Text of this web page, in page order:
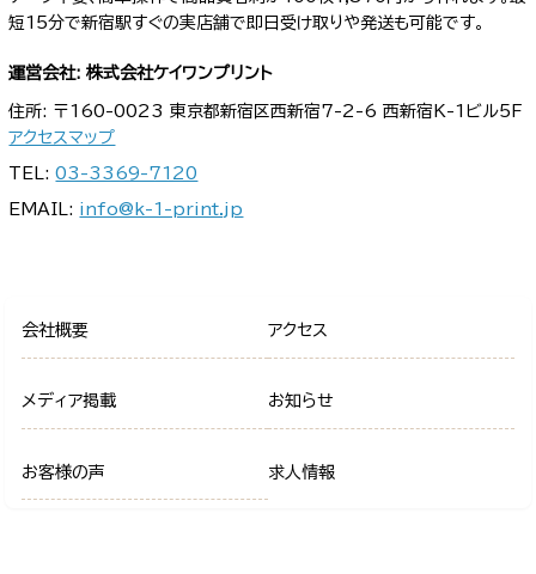
短15分で新宿駅すぐの実店舗で即日受け取りや発送も可能です。
運営会社: 株式会社ケイワンプリント
住所: 〒160-0023 東京都新宿区西新宿7-2-6 西新宿K-1ビル5F
アクセスマップ
TEL:03-3369-7120
EMAIL: info@k-1-print.jp
会社概要 アクセス
メディア掲載 お知らせ
お客様の声 求人情報